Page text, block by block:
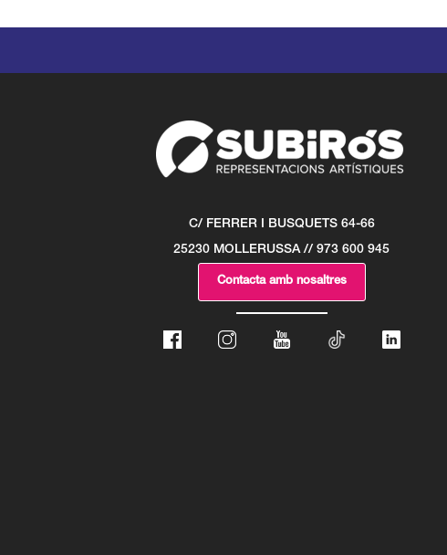
C/ FERRER I BUSQUETS 64-66
25230 MOLLERUSSA // 973 600 945
Contacta amb nosaltres